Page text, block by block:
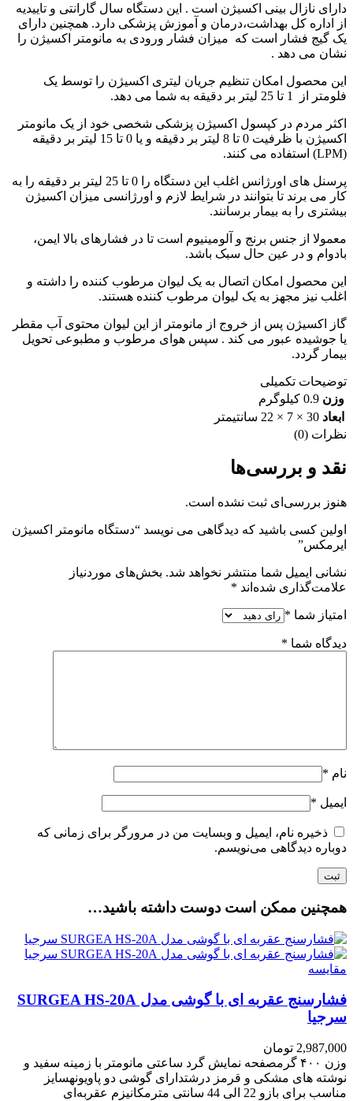
دارای نازال بینی اکسیژن است . این دستگاه سال گارانتی و تاییدیه
از اداره کل بهداشت،درمان و آموزش پزشکی دارد. همچنین دارای
یک گیج فشار است که میزان فشار ورودی به مانومتر اکسیژن را
نشان می دهد .
این محصول امکان تنظیم جریان لیتری اکسیژن را توسط یک
فلومتر از 1 تا 25 لیتر بر دقیقه به شما می دهد.
اکثر مردم در کپسول اکسیژن پزشکی شخصی خود از یک مانومتر
اکسیژن با ظرفیت 0 تا 8 لیتر بر دقیقه و یا 0 تا 15 لیتر بر دقیقه
(LPM) استفاده می کنند.
پرسنل های اورژانس اغلب این دستگاه را 0 تا 25 لیتر بر دقیقه را به
کار می برند تا بتوانند در شرایط لازم و اورژانسی میزان اکسیژن
بیشتری را به بیمار برسانند.
معمولا از جنس برنج و آلومینیوم است تا در فشارهای بالا ایمن،
بادوام و در عین حال سبک باشد.
این محصول امکان اتصال به یک لیوان مرطوب کننده را داشته و
اغلب نیز مجهز به یک لیوان مرطوب کننده هستند.
گاز اکسیژن پس از خروج از مانومتر از این لیوان محتوی آب مقطر
یا جوشیده عبور می کند . سپس هوای مرطوب و مطبوعی تحویل
بیمار گردد.
توضیحات تکمیلی
وزن 0.9 کیلوگرم
ابعاد 30 × 7 × 22 سانتیمتر
نظرات (0)
نقد و بررسی‌ها
هنوز بررسی‌ای ثبت نشده است.
اولین کسی باشید که دیدگاهی می نویسد “دستگاه مانومتر اکسیژن
ایرمکس”
نشانی ایمیل شما منتشر نخواهد شد. بخش‌های موردنیاز
علامت‌گذاری شده‌اند *
امتیاز شما *
دیدگاه شما *
نام *
ایمیل *
ذخیره نام، ایمیل و وبسایت من در مرورگر برای زمانی که
دوباره دیدگاهی می‌نویسم.
همچنین ممکن است دوست داشته باشید…
مقایسه
فشارسنج عقربه ای با گوشی مدل SURGEA HS-20A
سرجیا
2,987,000 تومان
وزن ۴۰۰ گرم
صفحه نمایش گرد ساعتی مانومتر با زمینه سفید و
نوشته های مشکی و قرمز درشتدارای گوشی دو پاویونهسایز
مناسب برای بازو 22 الی 44 سانتی مترمکانیزم عقربه‌ای